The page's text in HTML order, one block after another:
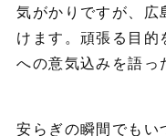
気がかりですが、広
けます。頑張る目的
への意気込みを語っ
安らぎの瞬間でもい